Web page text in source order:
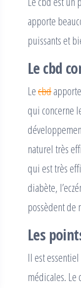
apporte
puissants et
Le cbd
Lecbd
qui concerne
naturel très
qui est très
diabète,
possèdent de
Les
Il est
médicales.